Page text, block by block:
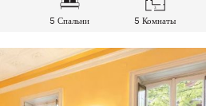
5 Спальни 5 Комнаты